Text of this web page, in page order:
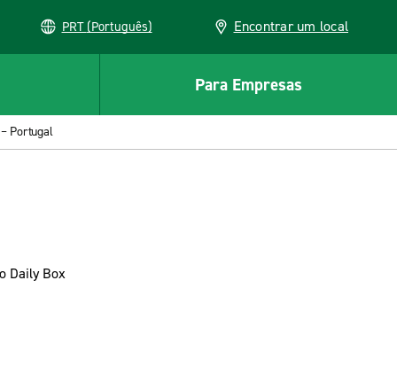
PRT (Português) Encontrar um local
Para Empresas
Portugal